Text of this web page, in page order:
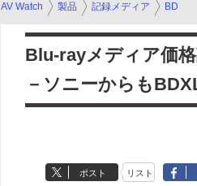
AV Watch 製品 記録メディア BD
Blu-rayメディア価格
－ソニーからも
ポスト リスト